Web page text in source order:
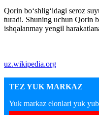
Qorin boʻshligʻidagi seroz
turadi. Shuning uchun Qorin
ishqalanmay yengil
uz.wikipedia.org
TEZ YUK MARKAZ
Yuk markaz elonlari yuk